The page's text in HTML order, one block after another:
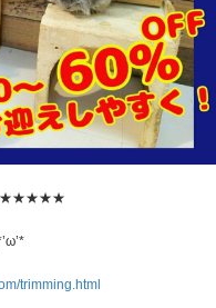
trimming.html